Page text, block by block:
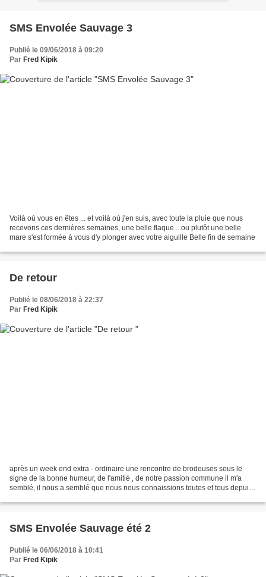
SMS Envolée Sauvage 3
Publié le 09/06/2018 à 09:20
Par Fred Kipik
Voilà où vous en êtes ... et voilà où j'en suis, avec toute la pluie que nous
recevons ces dernières semaines, une belle flaque ...ou plutôt une belle
mare s'est formée à vous d'y plonger avec votre aiguille Belle fin de semaine
De retour
Publié le 08/06/2018 à 22:37
Par Fred Kipik
après un week end extra - ordinaire une rencontre de brodeuses sous le
signe de la bonne humeur, de l'amitié , de notre passion commune il m'a
semblé, il nous a semblé que nous nous connaissions toutes et tous depuis
SMS Envolée Sauvage été 2
Publié le 06/06/2018 à 10:41
Par Fred Kipik